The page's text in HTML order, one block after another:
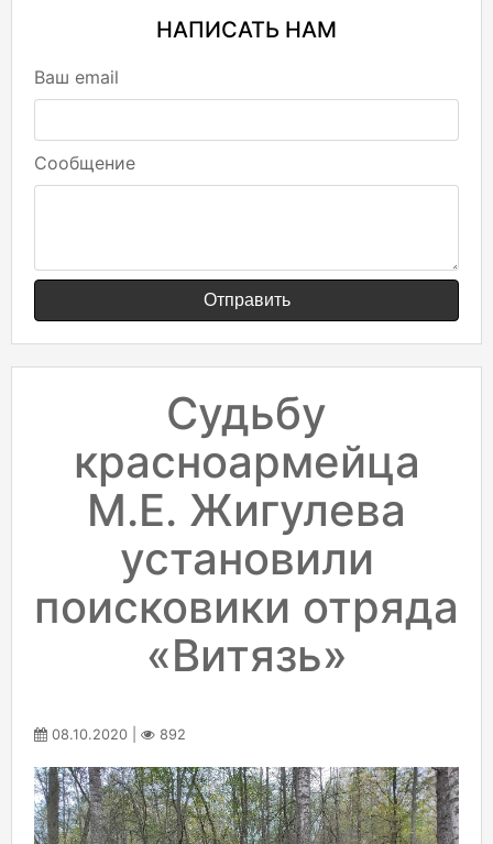
НАПИСАТЬ НАМ
Ваш email
Сообщение
Отправить
Судьбу
красноармейца
М.Е. Жигулева
установили
поисковики отряда
«Витязь»
08.10.2020 | 892